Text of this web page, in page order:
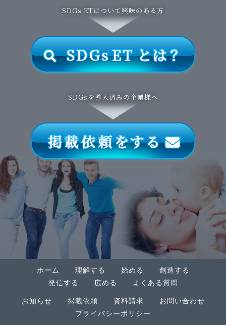
SDGs ETについて興味のある方
SDGsを導入済みの企業様へ
ホーム 理解する 始める
創造する
発信する
広める よくある質問
お知らせ 掲載依頼 資料請求
お問い合わせ
プライバシーポリシー